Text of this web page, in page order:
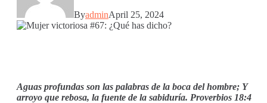
ByadminApril 25, 2024
Aguas profundas son las palabras de la boca del hombre; Y
arroyo que rebosa, la fuente de la sabiduría. Proverbios 18:4